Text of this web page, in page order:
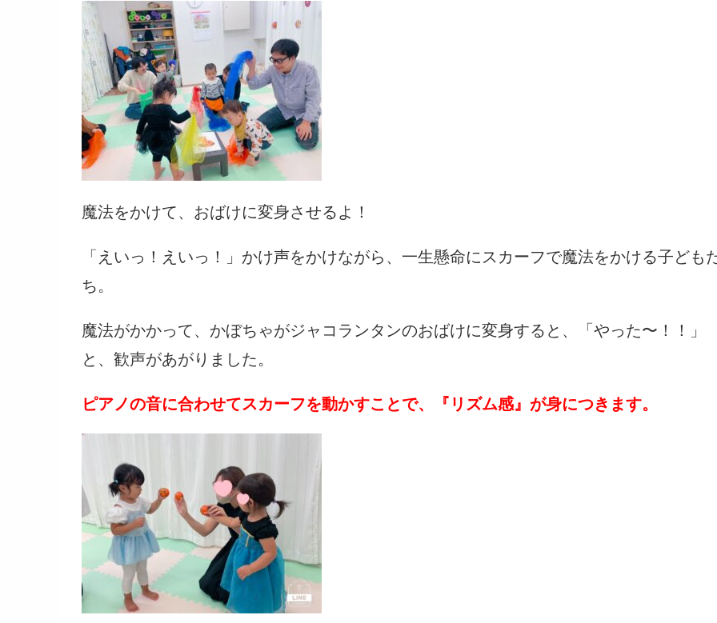
魔法をかけて、おばけに変身させるよ！
「えいっ！えいっ！」かけ声をかけながら、一生懸命にスカーフで魔法をかける子ども
ち。
魔法がかかって、かぼちゃがジャコランタンのおばけに変身すると、「やった〜！！」
と、歓声があがりました。
ピアノの音に合わせてスカーフを動かすことで、『リズム感』が身につきます。